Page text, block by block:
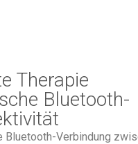
Therapie
Bluetooth-
Bluetooth-Verbindung